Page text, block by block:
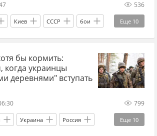
536
Еще 10
Киев СССР бои
ВОВ
война восстановление
Днепр оккупация
бы кормить:
когда украинцы
деревнями" вступать
799
Еще 10
Украина Россия